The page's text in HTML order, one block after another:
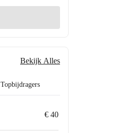
Bekijk Alles
Topbijdragers
€ 40